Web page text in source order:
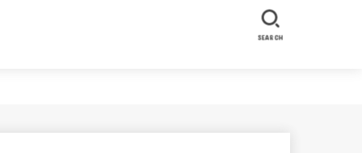
SEARCH